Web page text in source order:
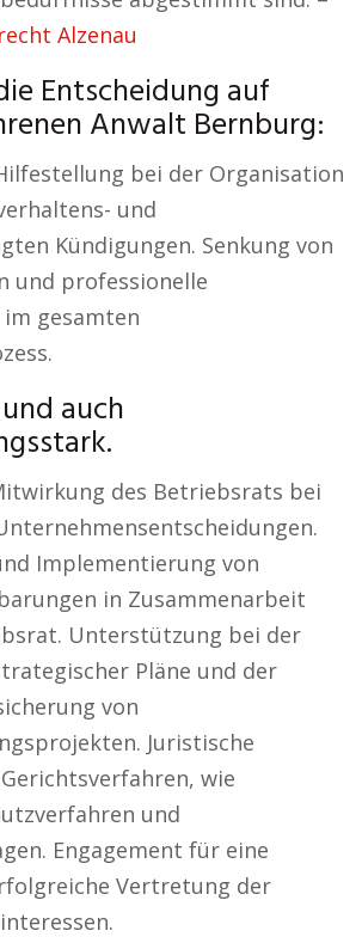
Alzenau
Entscheidung auf
Anwalt Bernburg:
bei der Organisation
und
Kündigungen. Senkung von
und professionelle
gesamten
auch
des Betriebsrats bei
Implementierung von
in Zusammenarbeit
Unterstützung bei der
Pläne und der
von
Juristische
wie
und
Engagement für eine
Vertretung der